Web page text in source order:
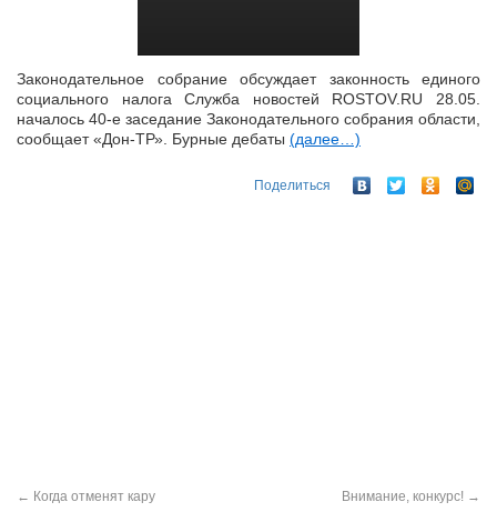
Законодательное собрание обсуждает законность единого
социального налога Служба новостей ROSTOV.RU 28.05.
началось 40-е заседание Законодательного собрания области,
сообщает «Дон-ТР». Бурные дебаты (далее…)
Поделиться
← Когда отменят кару Внимание, конкурс! →